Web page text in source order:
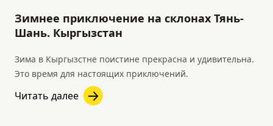
Зимнее приключение на склонах Тянь-
Шань. Кыргызстан
Зима в Кыргызстне поистине прекрасна и удивительна.
Это время для настоящих приключений.
Читать далее